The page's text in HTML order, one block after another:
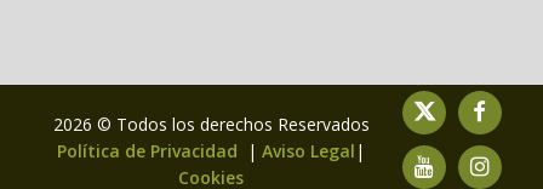
2026 © Todos los derechos Reservados
Política de Privacidad
| Aviso Legal |
Cookies